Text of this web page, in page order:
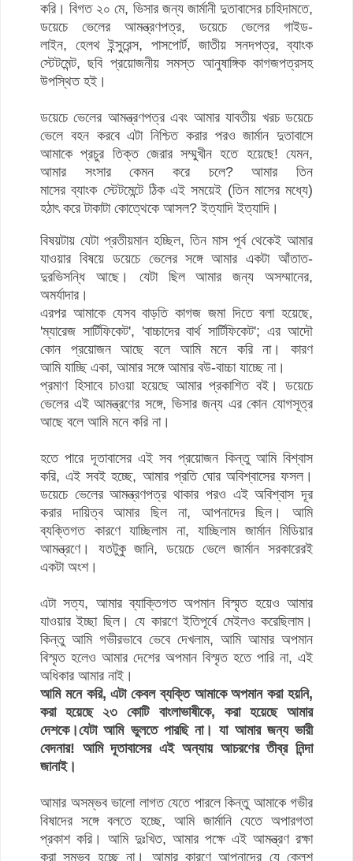
করি। বিগত ২০ মে, ভিসার জন্য জার্মানী দুতাবাসের চাহিদামতে,
ডয়েচে ভেলের আমন্ত্রণপত্র, ডয়েচে ভেলের গাইড-
লাইন, হেলথ ইন্সুরেন্স, পাসপোর্ট, জাতীয় সনদপত্র, ব্যাংক
স্টেটমেন্ট, ছবি প্রয়োজনীয় সমস্ত আনুষাঙ্গিক কাগজপত্রসহ
উপস্থিত হই।
ডয়েচে ভেলের আমন্ত্রণপত্র এবং আমার যাবতীয় খরচ ডয়েচে
ভেলে বহন করবে এটা নিশ্চিত করার পরও জার্মান দুতাবাসে
আমাকে প্রচুর তিক্ত জেরার সম্মুখীন হতে হয়েছে! যেমন,
আমার সংসার কেমন করে চলে? আমার তিন
মাসের ব্যাংক স্টেটমেন্টে ঠিক এই সময়েই (তিন মাসের মধ্যে)
হঠাৎ করে টাকাটা কোত্থেকে আসল? ইত্যাদি ইত্যাদি।
বিষয়টায় যেটা প্রতীয়মান হচ্ছিল, তিন মাস পূর্ব থেকেই আমার
যাওয়ার বিষয়ে ডয়েচে ভেলের সঙ্গে আমার একটা আঁতাত-
দুরভিসন্ধি আছে। যেটা ছিল আমার জন্য অসম্মানের,
অমর্যাদার।
এরপর আমাকে যেসব বাড়তি কাগজ জমা দিতে বলা হয়েছে,
'ম্যারেজ সার্টিফিকেট', 'বাচ্চাদের বার্থ সার্টিফিকেট'; এর আদৌ
কোন প্রয়োজন আছে বলে আমি মনে করি না। কারণ
আমি যাচ্ছি একা, আমার সঙ্গে আমার বউ-বাচ্চা যাচ্ছে না।
প্রমাণ হিসাবে চাওয়া হয়েছে আমার প্রকাশিত বই। ডয়েচে
ভেলের এই আমন্ত্রণের সঙ্গে, ভিসার জন্য এর কোন যোগসূত্র
আছে বলে আমি মনে করি না।
হতে পারে দূতাবাসের এই সব প্রয়োজন কিন্তু আমি বিশ্বাস
করি, এই সবই হচ্ছে, আমার প্রতি ঘোর অবিশ্বাসের ফসল।
ডয়েচে ভেলের আমন্ত্রণপত্র থাকার পরও এই অবিশ্বাস দূর
করার দায়িত্ব আমার ছিল না, আপনাদের ছিল। আমি
ব্যক্তিগত কারণে যাচ্ছিলাম না, যাচ্ছিলাম জার্মান মিডিয়ার
আমন্ত্রণে। যতটুকু জানি, ডয়েচে ভেলে জার্মান সরকারেরই
একটা অংশ।
এটা সত্য, আমার ব্যাক্তিগত অপমান বিস্মৃত হয়েও আমার
যাওয়ার ইচ্ছা ছিল। যে কারণে ইতিপূর্বে মেইলও করেছিলাম।
কিন্তু আমি গভীরভাবে ভেবে দেখলাম, আমি আমার অপমান
বিস্মৃত হলেও আমার দেশের অপমান বিস্মৃত হতে পারি না, এই
অধিকার আমার নাই।
আমি মনে করি, এটা কেবল ব্যক্তি আমাকে অপমান করা হয়নি,
করা হয়েছে ২৩ কোটি বাংলাভাষীকে, করা হয়েছে আমার
দেশকে।যেটা আমি ভুলতে পারছি না। যা আমার জন্য ভারী
বেদনার! আমি দূতাবাসের এই অন্যায় আচরণের তীব্র নিন্দা
জানাই।
আমার অসম্ভব ভালো লাগত যেতে পারলে কিন্তু আমাকে গভীর
বিষাদের সঙ্গে বলতে হচ্ছে, আমি জার্মানি যেতে অপারগতা
প্রকাশ করি। আমি দুঃখিত, আমার পক্ষে এই আমন্ত্রণ রক্ষা
করা সম্ভব হচ্ছে না। আমার কারণে আপনাদের যে ক্লেশ